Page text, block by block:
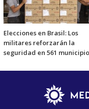
Elecciones en Brasil: Los
militares reforzarán la
seguridad en 561